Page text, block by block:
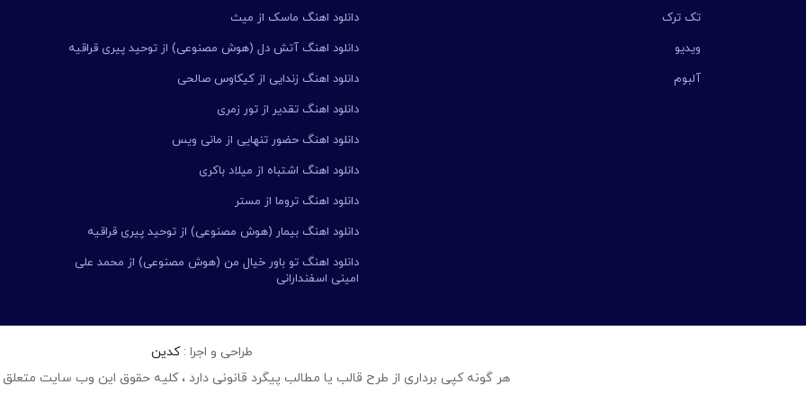
تک ترک
ویدیو
آلبوم
دانلود اهنگ ماسک از میث
دانلود اهنگ آتش دل (هوش مصنوعی) از توحید پیری قراقیه
دانلود اهنگ زندایی از کیکاوس صالحی
دانلود اهنگ تقدیر از تور زمری
دانلود اهنگ حضور تنهایی از مانی ویس
دانلود اهنگ اشتباه از میلاد باکری
دانلود اهنگ تروما از مستر
دانلود اهنگ بیمار (هوش مصنوعی) از توحید پیری قراقیه
دانلود اهنگ تو باور خیال من (هوش مصنوعی) از محمد علی
امینی اسفندارانی
طراحی و اجرا :کدین
هر گونه کپی برداری از طرح قالب یا مطالب پیگرد قانونی دارد ، کلیه حقوق این وب سایت